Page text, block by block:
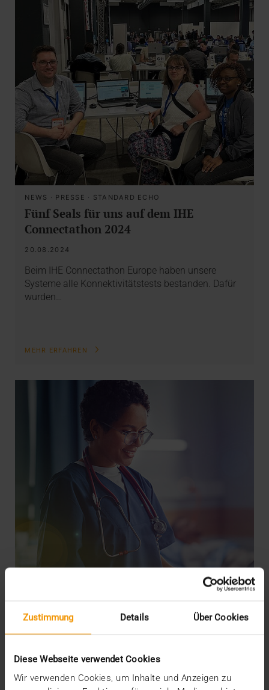
Zustimmung Details Über Cookies
Diese Webseite verwendet Cookies
Wir verwenden Cookies, um Inhalte und Anzeigen zu
NEWS · PRESSE · STANDARD ECHO
Fünf Seals für uns auf dem IHE
Connectathon 2024
20.08.2024
Beim IHE Connectathon Europe haben unsere
Systeme alle Konnektivitätstests bestanden. Dafür
wurden…
MEHR ERFAHREN